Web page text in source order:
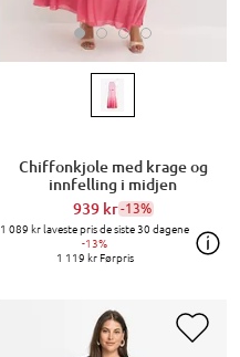
Chiffonkjole med krage og
innfelling i midjen
939 kr-13%
1 089 kr laveste pris de siste 30 dagene
-13%
1 119 krFørpris